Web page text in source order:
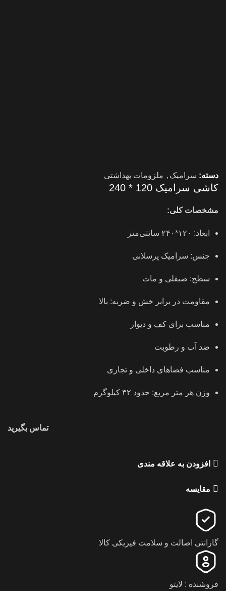
دسته: سرامیک , ملزومات بهداشتی
کاشی سرامیک 120 * 240
مشخصات کلی:
ابعاد: ۱۲۰*۲۴۰ سانتی‌متر
جنس: سرامیک پرسلانی
سطح: صیقلی و مات
مقاومت در برابر خش و ضربه: بالا
مناسب برای کف و دیوار
ضد آب و رطوبت
مناسب فضاهای داخلی و تجاری
وزن هر متر مربع: حدود ۳۲ کیلوگرم
تماس بگیرید
افزودن به علاقه مندی
مقایسه
گارانتی اصالت و سلامت فیزیکی کالا
فروشنده : لایتو